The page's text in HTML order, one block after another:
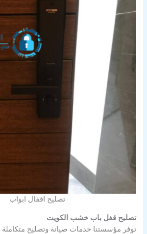
تصليح اقفال ابواب
تصليح قفل باب خشب الكويت
توفر مؤسستنا خدمات صيانة وتصليح متكاملة